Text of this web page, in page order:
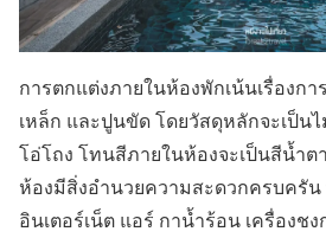
การตกแต่งภายในห้องพักเน้นเรื่องก
เหล็ก และปูนขัด โดยวัสดุหลักจะเป็น
โอ่โถง โทนสีภายในห้องจะเป็นสีน้ำต
ห้องมีสิ่งอำนวยความสะดวกครบครัน
อินเตอร์เน็ต แอร์ กาน้ำร้อน เครื่องช